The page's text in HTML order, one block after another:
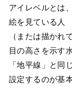
アイレベルとは、
絵を見ている人
（または描かれ
目の高さを示す
「地平線」と同
設定するのが基